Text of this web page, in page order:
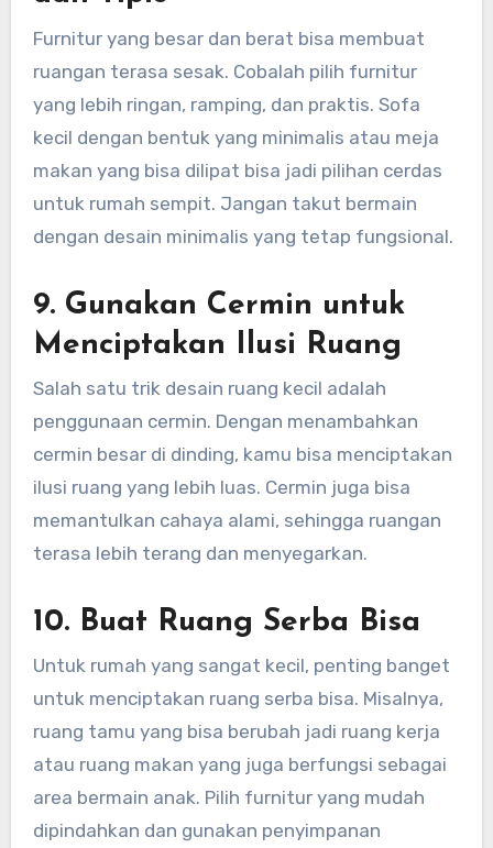
Furnitur yang besar dan berat bisa membuat
ruangan terasa sesak. Cobalah pilih furnitur
yang lebih ringan, ramping, dan praktis. Sofa
kecil dengan bentuk yang minimalis atau meja
makan yang bisa dilipat bisa jadi pilihan cerdas
untuk rumah sempit. Jangan takut bermain
dengan desain minimalis yang tetap fungsional.
9. Gunakan Cermin untuk
Menciptakan Ilusi Ruang
Salah satu trik desain ruang kecil adalah
penggunaan cermin. Dengan menambahkan
cermin besar di dinding, kamu bisa menciptakan
ilusi ruang yang lebih luas. Cermin juga bisa
memantulkan cahaya alami, sehingga ruangan
terasa lebih terang dan menyegarkan.
10. Buat Ruang Serba Bisa
Untuk rumah yang sangat kecil, penting banget
untuk menciptakan ruang serba bisa. Misalnya,
ruang tamu yang bisa berubah jadi ruang kerja
atau ruang makan yang juga berfungsi sebagai
area bermain anak. Pilih furnitur yang mudah
dipindahkan dan gunakan penyimpanan